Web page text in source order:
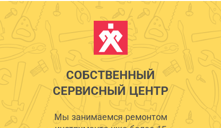
СОБСТВЕННЫЙ
СЕРВИСНЫЙ ЦЕНТР
Мы занимаемся ремонтом